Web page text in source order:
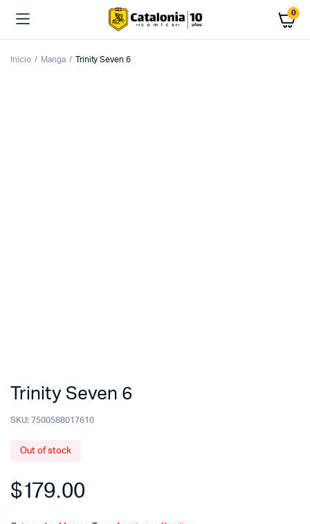
0
Inicio Manga Trinity Seven 6
Trinity Seven 6
SKU: 7500588017610
Out of stock
$179.00